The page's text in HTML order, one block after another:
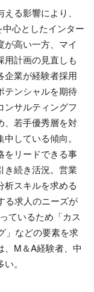
る影響により、
心としたインター
が高い一方、マイ
用計画の見直しも
企業が経験者採用
テンシャルを期待
ンサルティングフ
、若手優秀層を対
している傾向。
をリードできる事
き続き活況。営業
析スキルを求める
る求人のニーズが
ているため「カス
」などの要素を求
、M＆A経験者、中
。